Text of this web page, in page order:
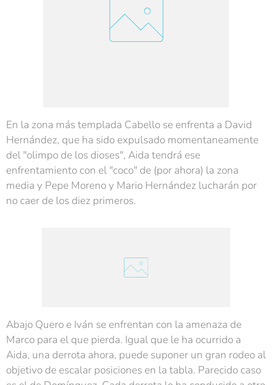
En la zona más templada Cabello se enfrenta a David
Hernández, que ha sido expulsado momentaneamente
del "olimpo de los dioses", Aida tendrá ese
enfrentamiento con el "coco" de (por ahora) la zona
media y Pepe Moreno y Mario Hernández lucharán por
no caer de los diez primeros.
Abajo Quero e Iván se enfrentan con la amenaza de
Marco para el que pierda. Igual que le ha ocurrido a
Aida, una derrota ahora, puede suponer un gran rodeo al
objetivo de escalar posiciones en la tabla. Parecido caso